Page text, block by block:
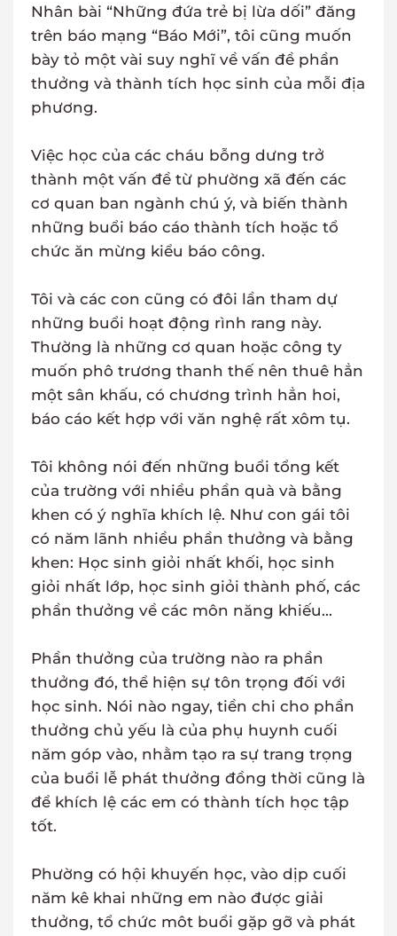
Nhân bài “Những đứa trẻ bị lừa dối” đăng
trên báo mạng “Báo Mới”, tôi cũng muốn
bày tỏ một vài suy nghĩ về vấn đề phần
thưởng và thành tích học sinh của mỗi địa
phương.
Việc học của các cháu bỗng dưng trở
thành một vấn đề từ phường xã đến các
cơ quan ban ngành chú ý, và biến thành
những buổi báo cáo thành tích hoặc tổ
chức ăn mừng kiểu báo công.
Tôi và các con cũng có đôi lần tham dự
những buổi hoạt động rình rang này.
Thường là những cơ quan hoặc công ty
muốn phô trương thanh thế nên thuê hẳn
một sân khấu, có chương trình hẳn hoi,
báo cáo kết hợp với văn nghệ rất xôm tụ.
Tôi không nói đến những buổi tổng kết
của trường với nhiều phần quà và bằng
khen có ý nghĩa khích lệ. Như con gái tôi
có năm lãnh nhiều phần thưởng và bằng
khen: Học sinh giỏi nhất khối, học sinh
giỏi nhất lớp, học sinh giỏi thành phố, các
phần thưởng về các môn năng khiếu...
Phần thưởng của trường nào ra phần
thưởng đó, thể hiện sự tôn trọng đối với
học sinh. Nói nào ngay, tiền chi cho phần
thưởng chủ yếu là của phụ huynh cuối
năm góp vào, nhằm tạo ra sự trang trọng
của buổi lễ phát thưởng đồng thời cũng là
để khích lệ các em có thành tích học tập
tốt.
Phường có hội khuyến học, vào dịp cuối
năm kê khai những em nào được giải
thưởng, tổ chức môt buổi gặp gỡ và phát